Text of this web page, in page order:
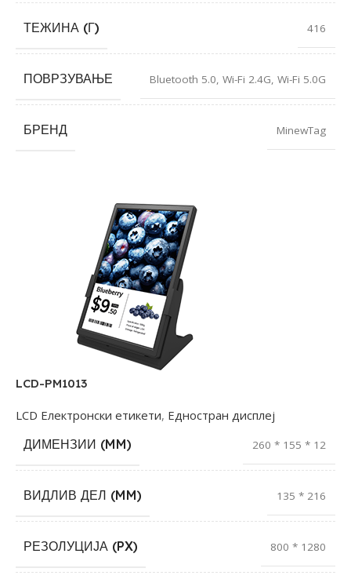
ТЕЖИНА (Г) 416
ПОВРЗУВАЊЕ Bluetooth 5.0 Wi-Fi 2.4G Wi-Fi 5.0G
БРЕНД MinewTag
LCD-PM1013
LCD Електронски етикети, Едностран дисплеј
ДИМЕНЗИИ (MM)
260 * 155 * 12
ВИДЛИВ ДЕЛ (MM) 135 * 216
РЕЗОЛУЦИЈА (PX) 800 * 1280